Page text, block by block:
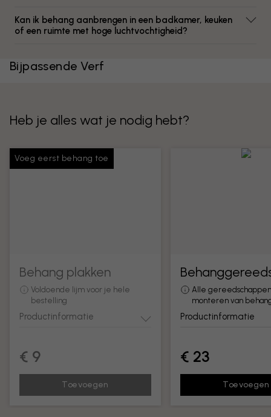
Kan ik behang aanbrengen in een badkamer, keuken
of een ruimte met hoge luchtvochtigheid?
Bijpassende Verf
Heb je alles wat je nodig hebt?
Voeg eerst behang toe
Behang plakken
Voldoende lijm voor je hele
bestelling
Productinformatie
€ 9
Toevoegen
Alle
monteren van
Productinformatie
€ 23
Toevoegen